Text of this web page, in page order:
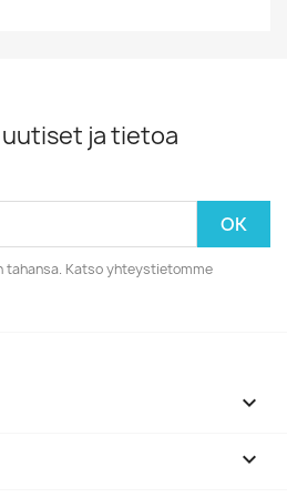
ja tietoa
tahansa. Katso yhteystietomme

